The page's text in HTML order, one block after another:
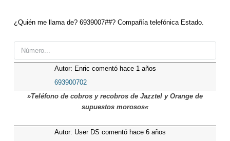
¿Quién me llama de? 6939007##? Compañía telefónica Estado.
Autor: Enric comentó hace 1 años
693900702
»Teléfono de cobros y recobros de Jazztel y Orange de
supuestos morosos«
Autor: User DS comentó hace 6 años